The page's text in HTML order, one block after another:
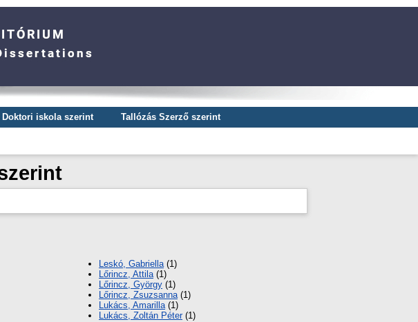
Doktori iskola szerint Tallózás Szerző szerint
Leskó, Gabriella(1)
Lőrincz, Attila(1)
Lőrincz, György (1)
Lőrincz, Zsuzsanna(1)
Lukács, Amarilla(1)
Lukács, Zoltán Péter(1)